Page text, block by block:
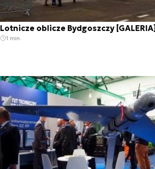
Lotnicze oblicze Bydgoszczy [GALERIA]
1 min.